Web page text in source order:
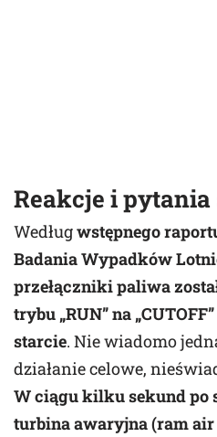
Reakcje i
Wedługwstępnego
Badania Wypadków
przełączniki paliwa
trybu „RUN” na
starcie. Nie wiadomo
działanie celowe,
W ciągu kilku sekund po
turbina awaryjna (ram